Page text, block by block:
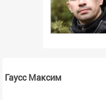
Гаусс Максим